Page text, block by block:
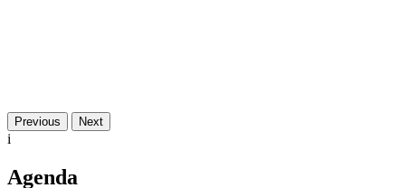
Previous Next
i
Agenda